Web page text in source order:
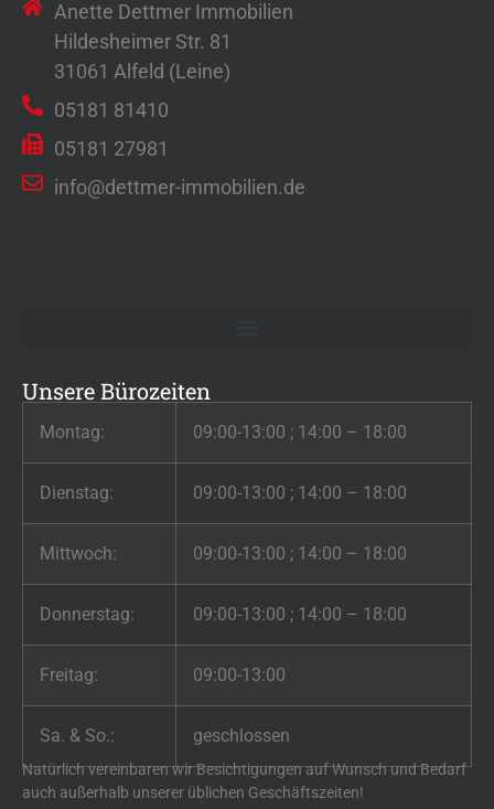
Anette Dettmer Immobilien
Hildesheimer Str. 81
31061 Alfeld (Leine)
05181 81410
05181 27981
info@dettmer-immobilien.de
Unsere Bürozeiten
Montag: 09:00-13:00 ; 14:00 – 18:00
Dienstag: 09:00-13:00 ; 14:00 – 18:00
Mittwoch: 09:00-13:00 ; 14:00 – 18:00
Donnerstag: 09:00-13:00 ; 14:00 – 18:00
Freitag: 09:00-13:00
Sa. & So.: geschlossen
Natürlich vereinbaren wir Besichtigungen auf Wunsch und Bedarf
auch außerhalb unserer üblichen Geschäftszeiten!